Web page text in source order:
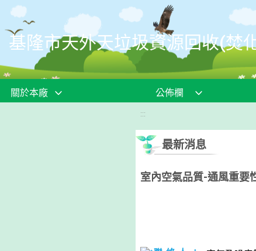
移至網頁之主要內容區位置
基隆市天外天垃圾資源回收(焚
關於本廠 公佈欄
:::
最新消息
室內空氣品質-通風重要